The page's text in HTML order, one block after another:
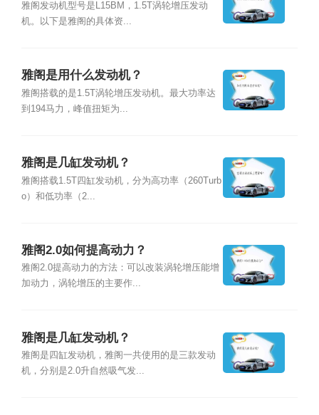
雅阁发动机型号是L15BM，1.5T涡轮增压发动
机。以下是雅阁的具体资...
雅阁是用什么发动机？
雅阁搭载的是1.5T涡轮增压发动机。最大功率达
到194马力，峰值扭矩为...
雅阁是几缸发动机？
雅阁搭载1.5T四缸发动机，分为高功率（260Turb
o）和低功率（2...
雅阁2.0如何提高动力？
雅阁2.0提高动力的方法：可以改装涡轮增压能增
加动力，涡轮增压的主要作...
雅阁是几缸发动机？
雅阁是四缸发动机，雅阁一共使用的是三款发动
机，分别是2.0升自然吸气发...